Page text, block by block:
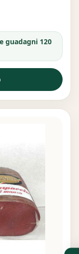
guadagni 120